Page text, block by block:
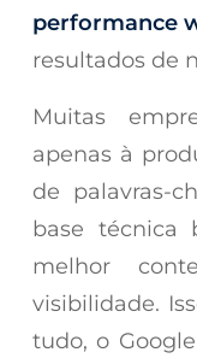
performance
resultados de
Muitas
apenas à
de palavras-
base técnica
melhor
visibilidade.
tudo, o